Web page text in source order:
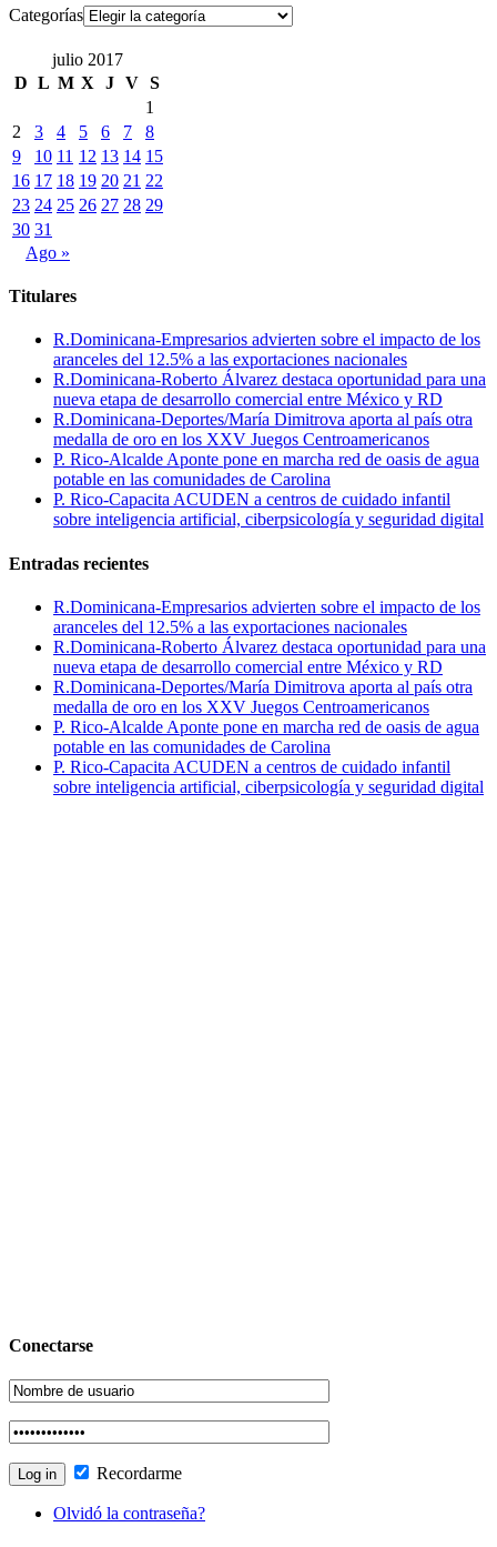
Categorías
julio 2017
D L M X J V S
1
2
3 4 5 6 7
8
9
10 11 12 13 14 15
16 17 18 19 20 21 22
23 24 25 26 27 28 29
30 31
Ago »
Titulares
R.Dominicana-Empresarios advierten sobre el impacto de los
aranceles del 12.5% a las exportaciones nacionales
R.Dominicana-Roberto Álvarez destaca oportunidad para una
nueva etapa de desarrollo comercial entre México y RD
R.Dominicana-Deportes/María Dimitrova aporta al país otra
medalla de oro en los XXV Juegos Centroamericanos
P. Rico-Alcalde Aponte pone en marcha red de oasis de agua
potable en las comunidades de Carolina
P. Rico-Capacita ACUDEN a centros de cuidado infantil
sobre inteligencia artificial, ciberpsicología y seguridad digital
Entradas recientes
R.Dominicana-Empresarios advierten sobre el impacto de los
aranceles del 12.5% a las exportaciones nacionales
R.Dominicana-Roberto Álvarez destaca oportunidad para una
nueva etapa de desarrollo comercial entre México y RD
R.Dominicana-Deportes/María Dimitrova aporta al país otra
medalla de oro en los XXV Juegos Centroamericanos
P. Rico-Alcalde Aponte pone en marcha red de oasis de agua
potable en las comunidades de Carolina
P. Rico-Capacita ACUDEN a centros de cuidado infantil
sobre inteligencia artificial, ciberpsicología y seguridad digital
Conectarse
Recordarme
Olvidó la contraseña?